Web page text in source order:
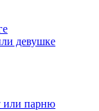
девушке
или парню